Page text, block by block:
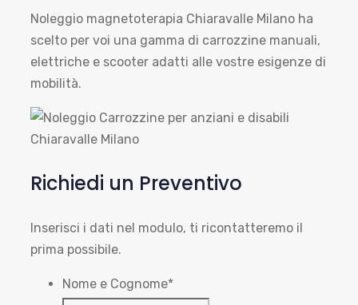
Noleggio magnetoterapia Chiaravalle Milano ha
scelto per voi una gamma di carrozzine manuali,
elettriche e scooter adatti alle vostre esigenze di
mobilità.
Richiedi un Preventivo
Inserisci i dati nel modulo, ti ricontatteremo il
prima possibile.
Nome e Cognome*